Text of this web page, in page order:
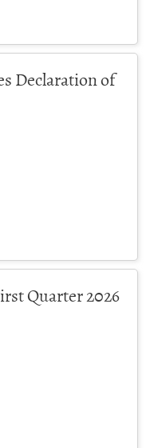
Declaration of
Quarter 2026